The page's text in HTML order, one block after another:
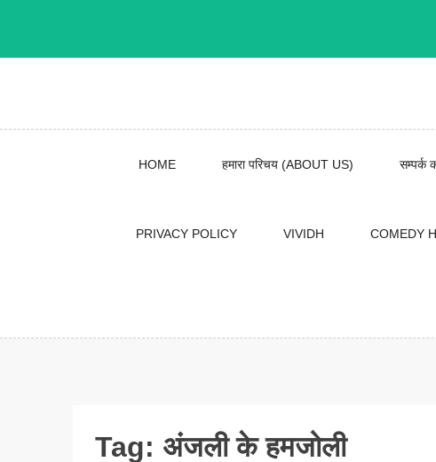
HOME हमारा परिचय (ABOUT US) सम्पर्क
PRIVACY POLICY VIVIDH COMEDY
Tag: अंजली के हमजोली